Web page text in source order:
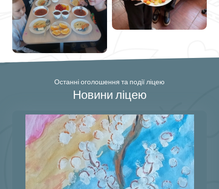
Останні оголошення та події ліцею
Новини ліцею